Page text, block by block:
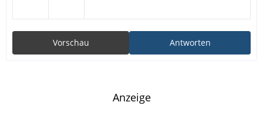
Antworten
Vorschau
Anzeige